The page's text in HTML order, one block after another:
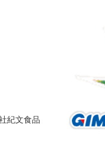
紀文食品